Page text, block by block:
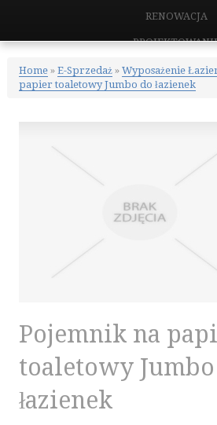
RENOWACJA
REMONTY, ELEKTRYK,
MATERIAŁY
KLIMATYZACJA I
DOMY,
PLACÓWKI
KURSY I
TŁUMACZENIA
E-SPRZEDAŻ
Home» E-Sprzedaż» Wyposażenie
papier toaletowy Jumbo do łazienek
Pojemnik na
toaletowy
łazienek